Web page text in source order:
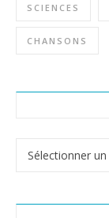
SCIENCES
CHANSONS